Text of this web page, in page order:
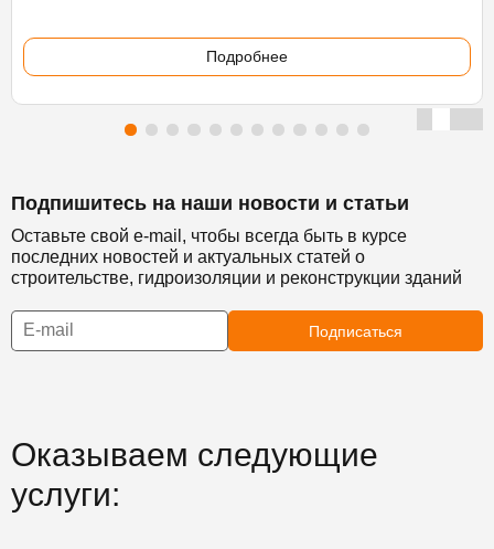
Подробнее
Подпишитесь на наши новости и статьи
Оставьте свой e-mail, чтобы всегда быть в курсе
последних новостей и актуальных статей о
строительстве, гидроизоляции и реконструкции зданий
Подписаться
Оказываем следующие
услуги: